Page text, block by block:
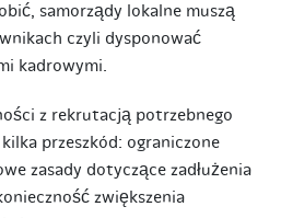
samorządy lokalne muszą
czyli dysponować
kadrowymi.
z rekrutacją potrzebnego
przeszkód: ograniczone
zasady dotyczące zadłużenia
zwiększenia